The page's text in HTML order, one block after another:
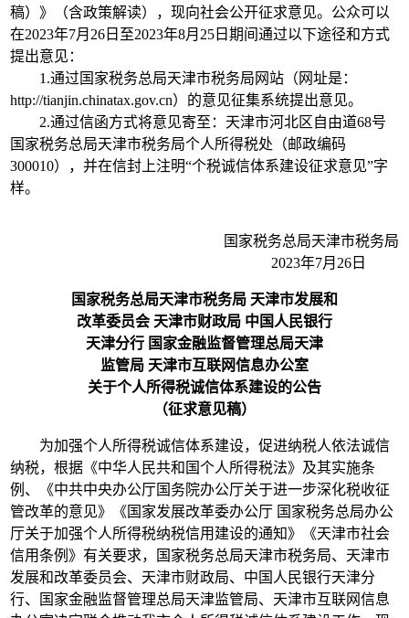
稿）》（含政策解读），现向社会公开征求意见。公众可以
在2023年7月26日至2023年8月25日期间通过以下途径和方式
提出意见：
1.通过国家税务总局天津市税务局网站（网址是：
http://tianjin.chinatax.gov.cn）的意见征集系统提出意见。
2.通过信函方式将意见寄至：天津市河北区自由道68号
国家税务总局天津市税务局个人所得税处（邮政编码
300010），并在信封上注明“个税诚信体系建设征求意见”字
样。
国家税务总局天津市税务局
2023年7月26日
国家税务总局天津市税务局 天津市发展和
改革委员会 天津市财政局 中国人民银行
天津分行 国家金融监督管理总局天津
监管局 天津市互联网信息办公室
关于个人所得税诚信体系建设的公告
（征求意见稿）
为加强个人所得税诚信体系建设，促进纳税人依法诚信
纳税，根据《中华人民共和国个人所得税法》及其实施条
例、《中共中央办公厅国务院办公厅关于进一步深化税收征
管改革的意见》《国家发展改革委办公厅 国家税务总局办公
厅关于加强个人所得税纳税信用建设的通知》《天津市社会
信用条例》有关要求，国家税务总局天津市税务局、天津市
发展和改革委员会、天津市财政局、中国人民银行天津分
行、国家金融监督管理总局天津监管局、天津市互联网信息